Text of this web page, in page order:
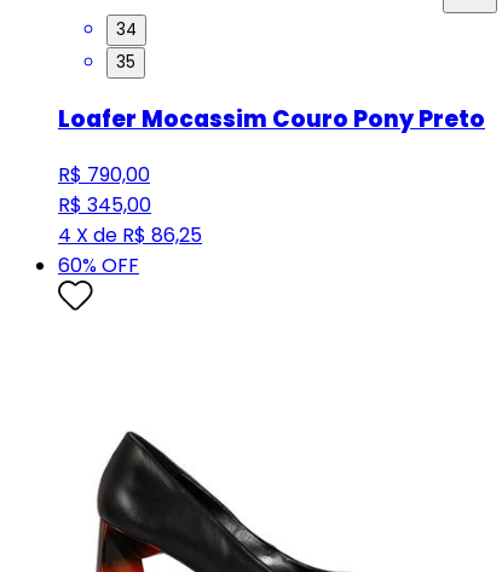
34
35
Loafer Mocassim Couro Pony Preto
R$ 790,00
R$ 345,00
4 X de R$ 86,25
60% OFF